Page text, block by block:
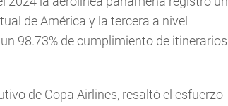
de América y la tercera a nivel
98.73% de cumplimiento de itinerarios
de Copa Airlines, resaltó el esfuerzo